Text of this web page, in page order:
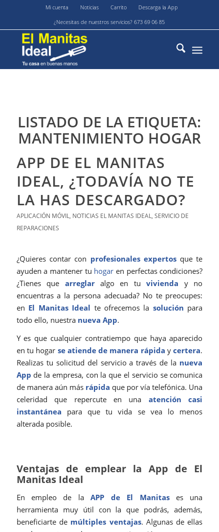
Mi cuenta Noticias Carrito
Descarga la App
¿Necesitas de nuestros servicios? 673 69 06 85
LISTADO DE LA ETIQUETA:
MANTENIMIENTO HOGAR
APP DE EL MANITAS
IDEAL, ¿TODAVÍA NO TE
LA HAS DESCARGADO?
APLICACIÓN MÓVIL, NOTICIAS EL MANITAS IDEAL, SERVICIO DE
REPARACIONES
¿Quieres contar con profesionales expertosque te
ayuden a mantener tu hogar en perfectas condiciones?
¿Tienes que arreglaralgo en tuvivienda y no
encuentras a la persona adecuada? No te preocupes:
en El Manitas Ideal te ofrecemos la solución para
todo ello, nuestra nueva App.
Y es que cualquier contratiempo que haya aparecido
en tu hogar se atiende de manera rápida ycertera.
Realizas tu solicitud del servicio a través de la nueva
App de la empresa, con la que el servicio se comunica
de manera aún más rápida que por vía telefónica. Una
celeridad que repercute en una atención casi
instantánea para que tu vida se vea lo menos
alterada posible.
Ventajas de emplear la App de El
Manitas Ideal
En empleo de laAPP de El Manitases una
herramienta muy útil con la que podrás, además,
beneficiarte de múltiples ventajas. Algunas de ellas